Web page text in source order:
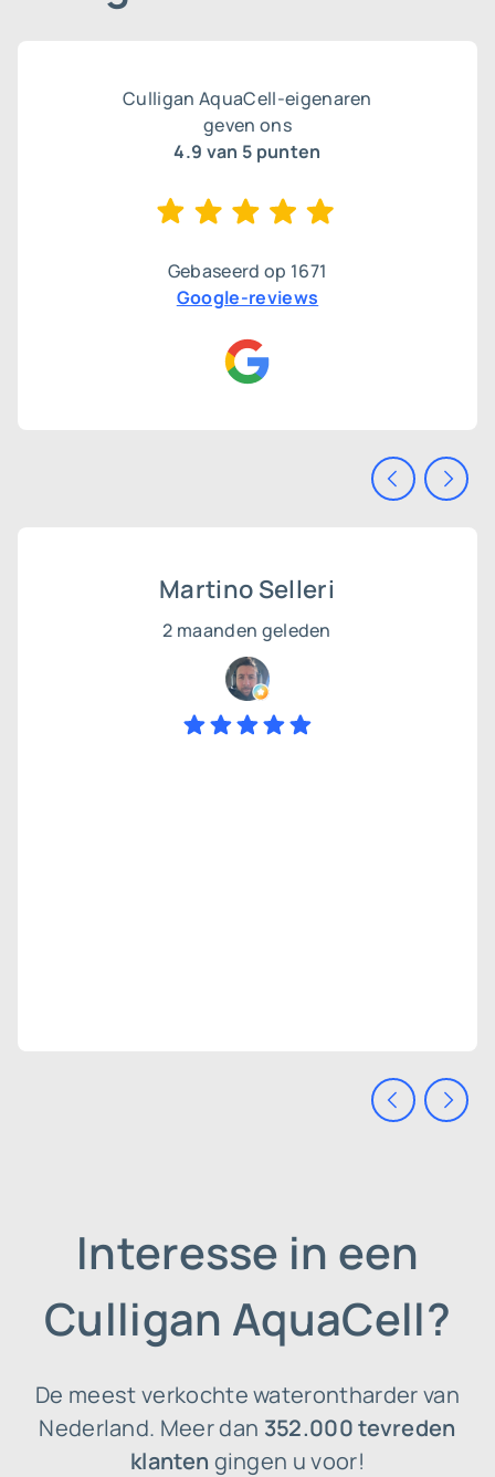
Culligan AquaCell-eigenaren
geven ons
4.9 van 5 punten
Gebaseerd op 1671
Google-reviews
Martino Selleri
2 maanden geleden
Interesse in een
Culligan AquaCell?
De meest verkochte waterontharder van
Nederland. Meer dan 352.000 tevreden
klanten gingen u voor!